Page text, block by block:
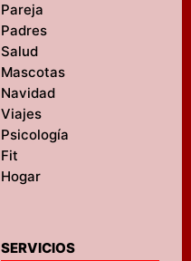
Pareja
Padres
Salud
Mascotas
Navidad
Viajes
Psicología
Fit
Hogar
SERVICIOS